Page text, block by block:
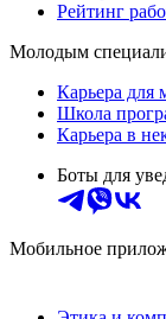
Рейтинг
Молодым
Карьера для
Школа
Карьера в
Боты для
Мобильное